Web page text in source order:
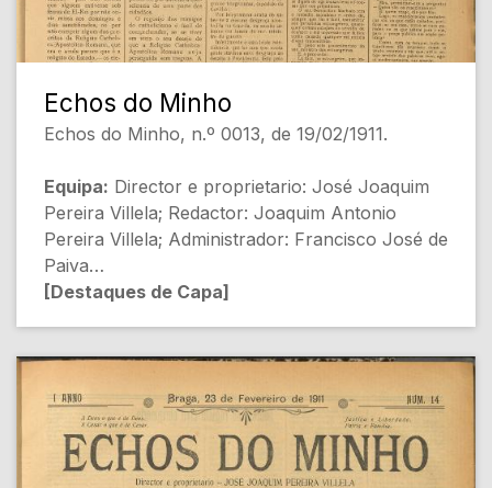
Echos do Minho
Echos do Minho, n.º 0013, de 19/02/1911.
Equipa: Director e proprietario: José Joaquim
Pereira Villela; Redactor: Joaquim Antonio
Pereira Villela; Administrador: Francisco José de
Paiva
[Destaques de Capa]
- NA GUARDA: Um grande desastre - A visita
do Snr. Ministro da Guerra (Não especificado)
[Sociedade]
- NOTAS DE ACTUALIDADE: Ideias... (Não
especificado) [Política]